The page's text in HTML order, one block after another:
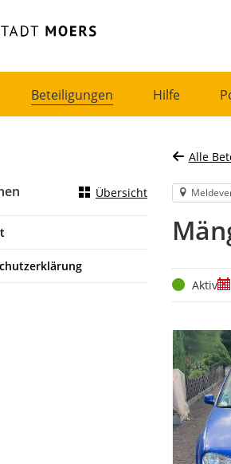
Beteiligungen Hilfe
Alle
StatusAktiv
Übersicht